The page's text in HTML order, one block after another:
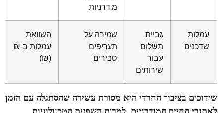
מודרניות
עמלות
שדכנים
גביית
תשלום
עבור
שירותים
שמירה על
תעריפים
סבירים
השוואת
עמלות ב-₪
(₪)
שידוכים בציבור החרדי היא מסורת עשירה שהסתגלה עם הזמן
לאתגרי החיים המודרניים. למרות השפעת הטכנולוגיות